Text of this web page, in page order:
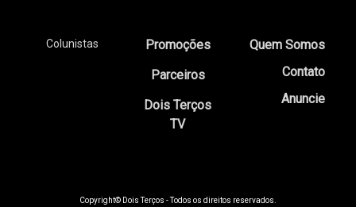
Colunistas
Promoções
Parceiros
Dois Terços
TV
Quem Somos
Contato
Anuncie
Copyright© Dois Terços - Todos os direitos reservados.